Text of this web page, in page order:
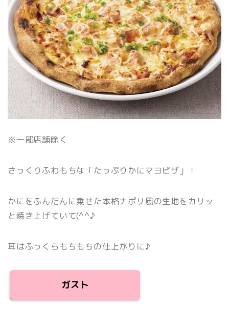
※一部店舗除く
さっくりふわもちな「たっぷりかにマヨピザ」！
かにをふんだんに乗せた本格ナポリ風の生地をカリッ
と焼き上げていて(^^♪
耳はふっくらもちもちの仕上がりに♪
ガスト